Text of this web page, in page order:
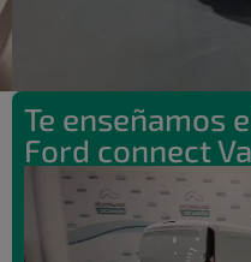
Te enseñamos
Ford connect